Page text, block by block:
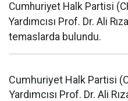
Cumhuriyet Halk Partisi
Yardımcısı Prof. Dr. Ali
temaslarda bulundu.
Cumhuriyet Halk Partisi
Yardımcısı Prof. Dr. Ali